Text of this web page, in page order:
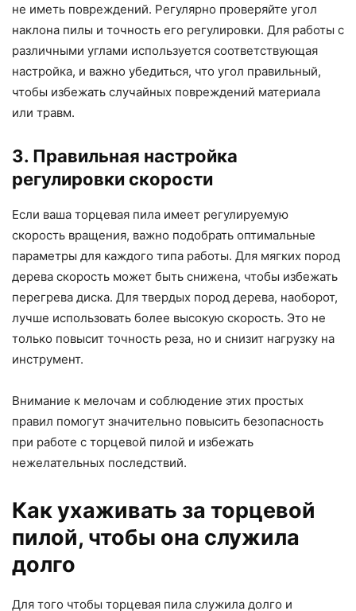
не иметь повреждений. Регулярно проверяйте угол
наклона пилы и точность его регулировки. Для работы с
различными углами используется соответствующая
настройка, и важно убедиться, что угол правильный,
чтобы избежать случайных повреждений материала
или травм.
3. Правильная настройка
регулировки скорости
Если ваша торцевая пила имеет регулируемую
скорость вращения, важно подобрать оптимальные
параметры для каждого типа работы. Для мягких пород
дерева скорость может быть снижена, чтобы избежать
перегрева диска. Для твердых пород дерева, наоборот,
лучше использовать более высокую скорость. Это не
только повысит точность реза, но и снизит нагрузку на
инструмент.
Внимание к мелочам и соблюдение этих простых
правил помогут значительно повысить безопасность
при работе с торцевой пилой и избежать
нежелательных последствий.
Как ухаживать за торцевой
пилой, чтобы она служила
долго
Для того чтобы торцевая пила служила долго и